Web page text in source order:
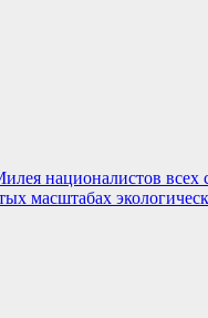
националистов всех
масштабах